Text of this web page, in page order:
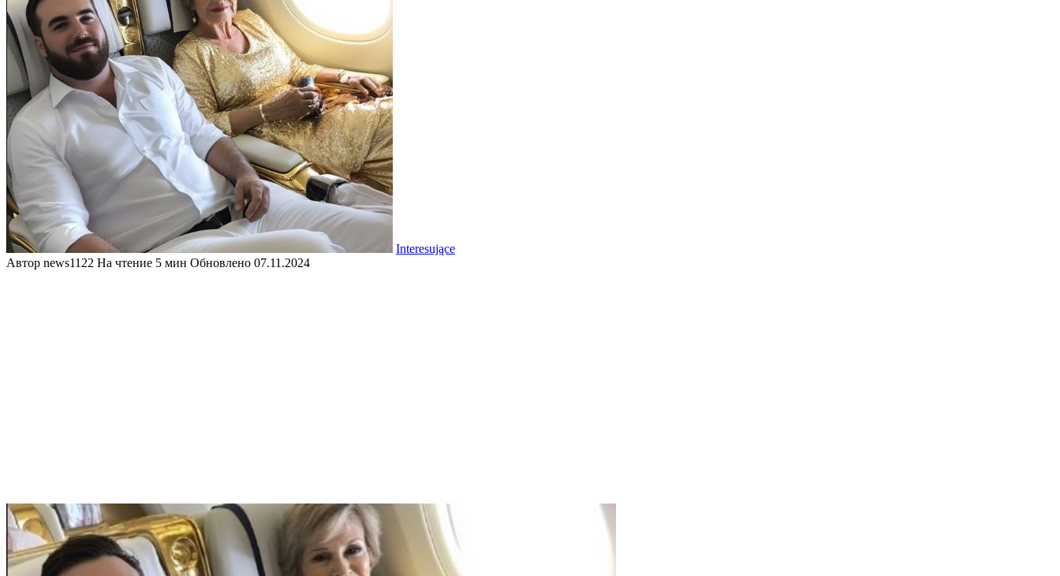
Interesujące
Автор news1122 На чтение 5 мин Обновлено 07.11.2024